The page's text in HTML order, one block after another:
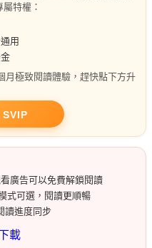
屬特權：
用
月極致閱讀體驗，趕快點下方升
SVIP
廣告可以免費解鎖閱讀
式可選，閱讀更順暢
讀進度同步